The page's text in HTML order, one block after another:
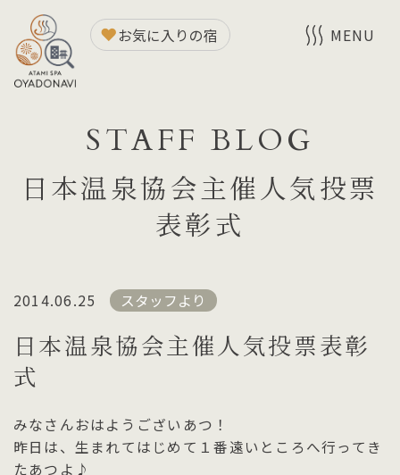
STAFF BLOG
日本温泉協会主催人気投票
表彰式
お気に入りの宿 MENU
2014.06.25 スタッフより
日本温泉協会主催人気投票表彰
式
みなさんおはようございあつ！
昨日は、生まれてはじめて１番遠いところへ行ってき
たあつよ♪